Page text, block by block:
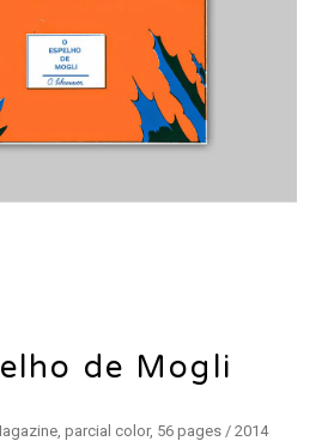
de Mogli
parcial color, 56 pages / 2014